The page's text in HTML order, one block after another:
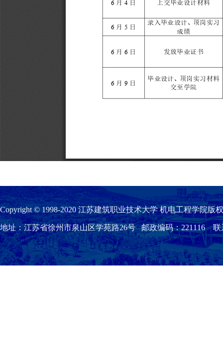
Copyright © 1998-2020 江苏建筑职业技术大学 机电工程学院版
地址：江苏省徐州市泉山区学苑路26号 邮政编码：221116 联